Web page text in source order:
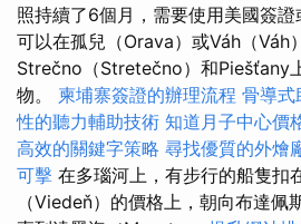
照持續了6個月，需要使用美國簽
可以在孤兒（Orava）或Váh（Váh
Strečno（Stretečno）和Piešťany
物。 柬埔寨簽證的辦理流程 骨導式
性的聽力輔助技術 知道月子中心價
高效的關鍵字策略 尋找優質的外燴
可擊 在多瑙河上，有步行的船隻扣
（Viedeň）的價格上，朝向布達佩